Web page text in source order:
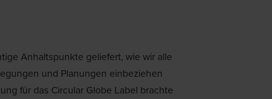
Anhaltspunkte geliefert, wie wir alle
und Planungen einbeziehen
für das Circular Globe Label brachte